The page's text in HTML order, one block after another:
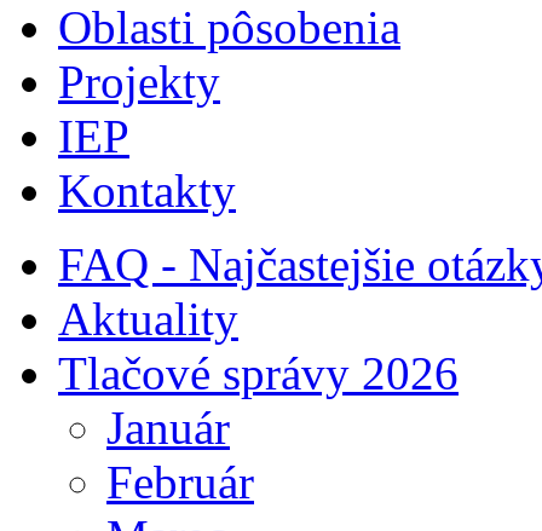
Oblasti pôsobenia
Projekty
IEP
Kontakty
FAQ - Najčastejšie
Aktuality
Tlačové správy 2026
Január
Február